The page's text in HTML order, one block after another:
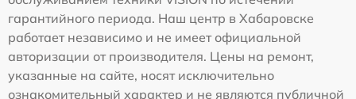
гарантийного периода. Наш центр в Хабаровске
работает независимо и не имеет официальной
авторизации от производителя. Цены на ремонт,
указанные на сайте, носят исключительно
ознакомительный характер и не являются публичной